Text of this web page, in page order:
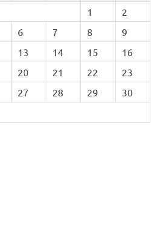
1
2
6 7 8
9
13 14 15
16
20 21 22
23
27 28 29
30